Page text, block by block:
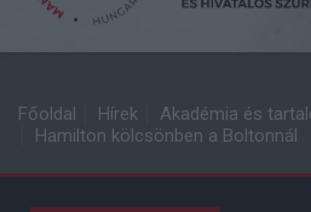
Főoldal Hírek
Akadémia és
Hamilton kölcsönben a Boltonnál